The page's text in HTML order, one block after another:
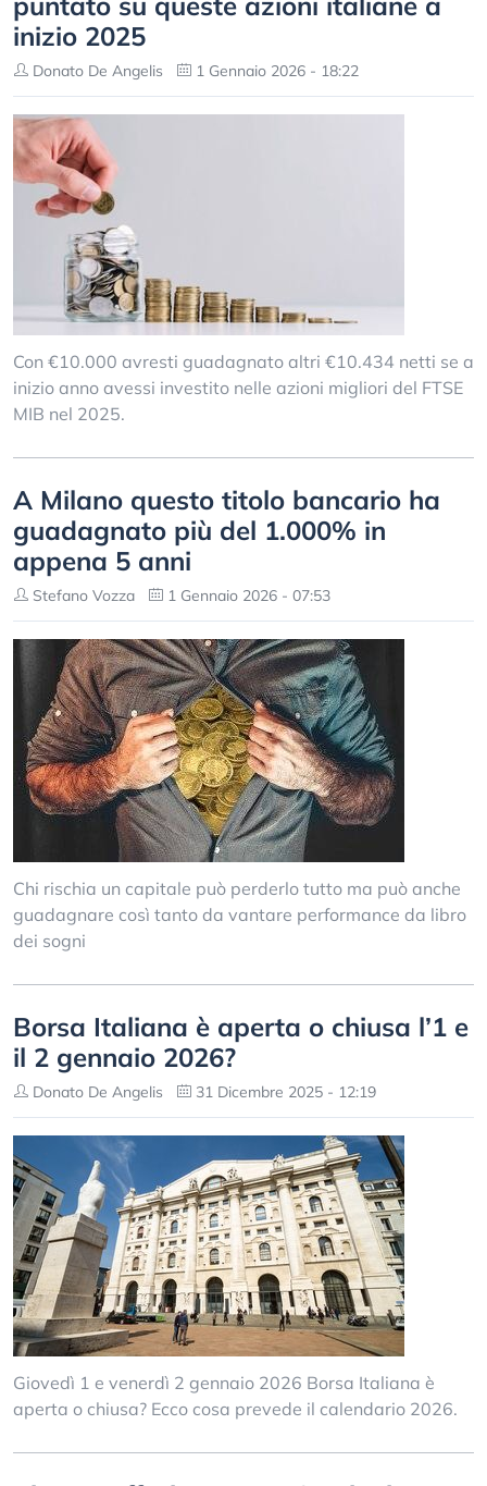
inizio 2025
Donato De Angelis 1 Gennaio 2026 - 18:22
Con €10.000 avresti guadagnato altri €10.434 netti se a
inizio anno avessi investito nelle azioni migliori del FTSE
MIB nel 2025.
A Milano questo titolo bancario ha
guadagnato più del 1.000% in
appena 5 anni
Stefano Vozza 1 Gennaio 2026 - 07:53
Chi rischia un capitale può perderlo tutto ma può anche
guadagnare così tanto da vantare performance da libro
dei sogni
Borsa Italiana è aperta o chiusa l’1 e
il 2 gennaio 2026?
Donato De Angelis 31 Dicembre 2025 - 12:19
Giovedì 1 e venerdì 2 gennaio 2026 Borsa Italiana è
aperta o chiusa? Ecco cosa prevede il calendario 2026.